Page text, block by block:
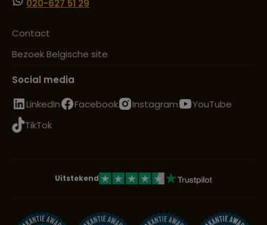
020-627 51 29
Contact
Bezoek Belgische site
Social media
LinkedIn
Facebook Instagram
YouTube
TikTok
Uitstekend